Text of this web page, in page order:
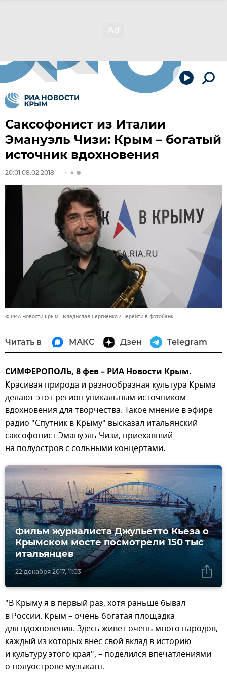
Саксофонист из Италии
Эмануэль Чизи: Крым – богатый
источник вдохновения
20:01 08.02.2018
© РИА Новости Крым . Владислав Сергиенко Перейти в фотобанк
Читать в МАКС Дзен Telegram
СИМФЕРОПОЛЬ, 8 фев – РИА Новости Крым.
Красивая природа и разнообразная культура Крыма
делают этот регион уникальным источником
вдохновения для творчества. Такое мнение в эфире
радио "Спутник в Крыму" высказал итальянский
саксофонист Эмануэль Чизи, приехавший
на полуостров с сольными концертами.
22 декабря 2017, 11:03
Фильм журналиста Джульетто Кьеза о
Крымском мосте посмотрели 150 тыс
итальянцев
"В Крыму я в первый раз, хотя раньше бывал
в России. Крым – очень богатая площадка
для вдохновения. Здесь живет очень много народов,
каждый из которых внес свой вклад в историю
и культуру этого края", – поделился впечатлениями
о полуострове музыкант.